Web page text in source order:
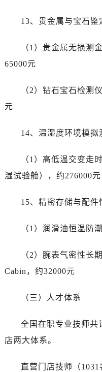
13、贵金属与宝石鉴
（1）贵金属无损测
65000元
（2）钻石宝石检测
元
14、温湿度环境模拟
（1）高低温交变走
湿试验舱），约276000元
15、精密存储与配件
（1）润滑油恒温防
（2）腕表气密性长
Cabin，约32000元
（三）人才体系
全国在职专业技师共
店两大体系。
直营门店技师（1031